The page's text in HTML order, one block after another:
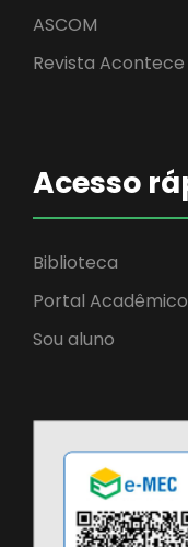
ASCOM
Revista Acontece
Acesso
Biblioteca
Portal Acadêmico
Sou aluno